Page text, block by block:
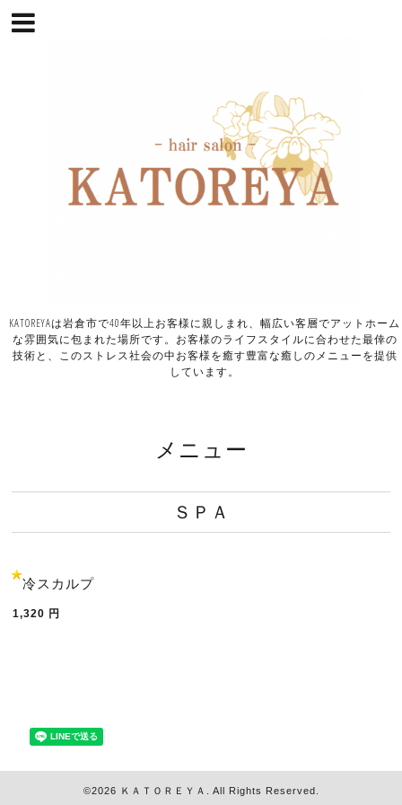
KATOREYAは岩倉市で40年以上お客様に親しまれ、幅広い客層でアットホーム
な雰囲気に包まれた場所です。お客様のライフスタイルに合わせた最倖の
技術と、このストレス社会の中お客様を癒す豊富な癒しのメニューを提供
しています。
メニュー
ＳＰＡ
冷スカルプ
1,320 円
©2026 ＫＡＴＯＲＥＹＡ . All Rights Reserved.